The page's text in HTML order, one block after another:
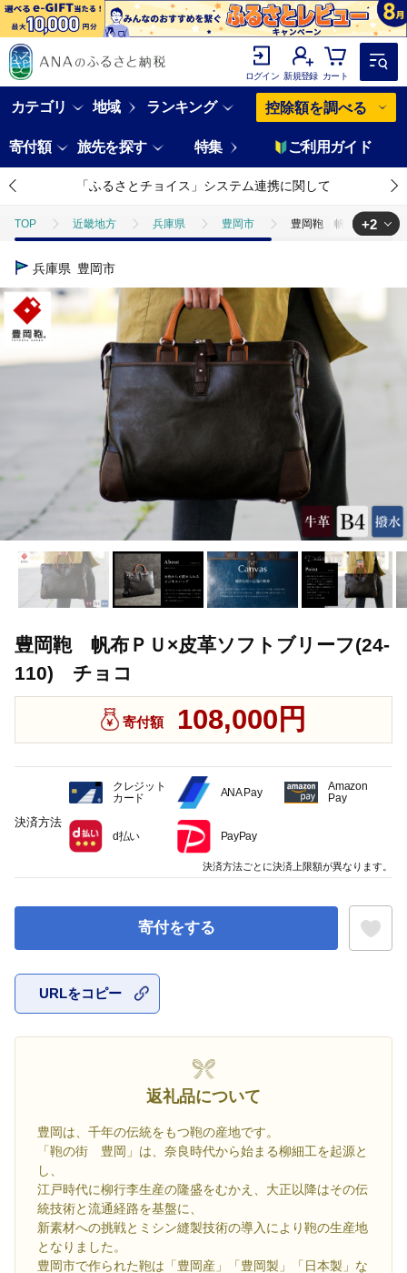
ログイン 新規登録 カート
カテゴリ 地域 ランキング 控除額を調べる
寄付額 旅先を探す 特集 ご利用ガイド
「ふるさとチョイス」システム連携に関して
TOP 近畿地方 兵庫県 豊岡市 豊岡鞄 帆布ＰＵ×皮
TOP
TOP ファッション 鞄 豊岡鞄 帆布ＰＵ×皮革ソフトブリ
+2
兵庫県 豊岡市
豊岡鞄 帆布ＰＵ×皮革ソフトブリーフ(24-
110) チョコ
寄付額 108,000円
寄付をする
URLをコピー
返礼品について
豊岡は、千年の伝統をもつ鞄の産地です。
「鞄の街 豊岡」は、奈良時代から始まる柳細工を起源と
し、
江戸時代に柳行李生産の隆盛をむかえ、大正以降はその伝
統技術と流通経路を基盤に、
新素材への挑戦とミシン縫製技術の導入により鞄の生産地
となりました。
豊岡市で作られた鞄は「豊岡産」「豊岡製」「日本製」な
決済方法
クレジット
カード
ANA Pay
Amazon
Pay
d払い PayPay
決済方法ごとに決済上限額が異なります。